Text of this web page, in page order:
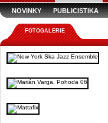
NOVINKY PUBLICISTIKA
FOTOGALERIE